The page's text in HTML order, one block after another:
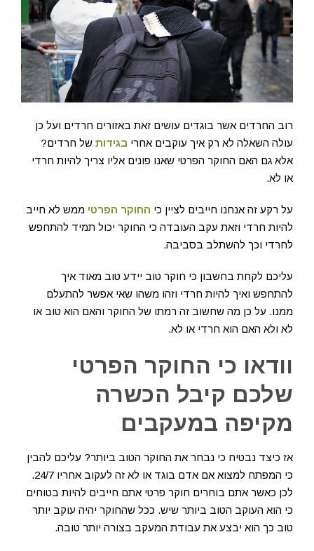
רוב החרדים אשר בוגדים עושים זאת באזורים חרדים ועל כן
עולה השאלה לא רק איך עוקבים אחרי בגידות של חרדים?
אלא גם האם החוקר הפרטי שאנו פונים אליו צריך להיות חרדי
או לא.
על רקע זה אנחנו חייבים לציין כי החוקר הפרטי ממש לא חייב
להיות חרדי וזאת עקב העובדה כי החוקר יכול תמיד להתחפש
לחרדי וכך להשתלב בסביבה.
עליכם לקחת בחשבון כי חוקר טוב יידע טוב מאוד איך
להתחפש ואיך להיות חרדי וזהו משהו שאי אפשר להתעלם
ממנו. על כן מה שחשוב זה רמתו של החוקר והאם הוא טוב או
לא ולא האם הוא חרדי או לא.
וודאו כי החוקר הפרטי
שלכם קיבל הכשרה
מקיפה במעקבים
אז כיצד נבטיח כי נבחר את החוקר הטוב ביותר? עליכם להבין
כי המפתח למצוא אם אדם בוגד או לא זה לעקוב אחריו 24/7.
לכן כאשר אתם בוחרים חוקר פרטי אתם חייבים להיות בטוחים
כי הוא העוקב הטוב ביותר שיש. ככל שהחוקר יהיה עוקב יותר
טוב כך הוא יבצע את עבודת המעקב בצורה יותר טובה.